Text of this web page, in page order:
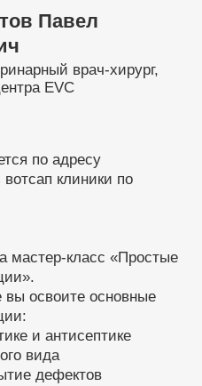
Павел
врач-хирург,
EVC
по адресу
клиники по
мастер-класс «Простые
освоите основные
и антисептике
вида
дефектов